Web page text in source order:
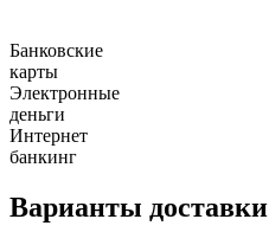
Банковские
карты
Электронные
деньги
Интернет
банкинг
Варианты доставки